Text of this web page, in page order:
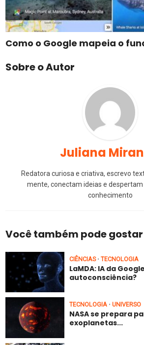
Como o Google mapeia o
Sobre o Autor
Juliana
Redatora curiosa e criativa, escrevo
mente, conectam ideias e
conhecimento
Você também pode gostar
CIÊNCIAS • TECNOLOGIA
LaMDA: IA da
autoconsciência?
TECNOLOGIA • UNIVERSO
NASA se prepara
exoplanetas...